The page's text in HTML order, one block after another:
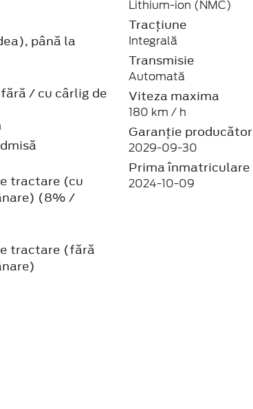
până la
/ cu cârlig de
tractare (cu
(8% /
tractare (fără
Lithium-ion (NMC)
Tracțiune
Integrală
Transmisie
Automată
Viteza maxima
180 km / h
Garanție producător
2029-09-30
Prima înmatriculare
2024-10-09